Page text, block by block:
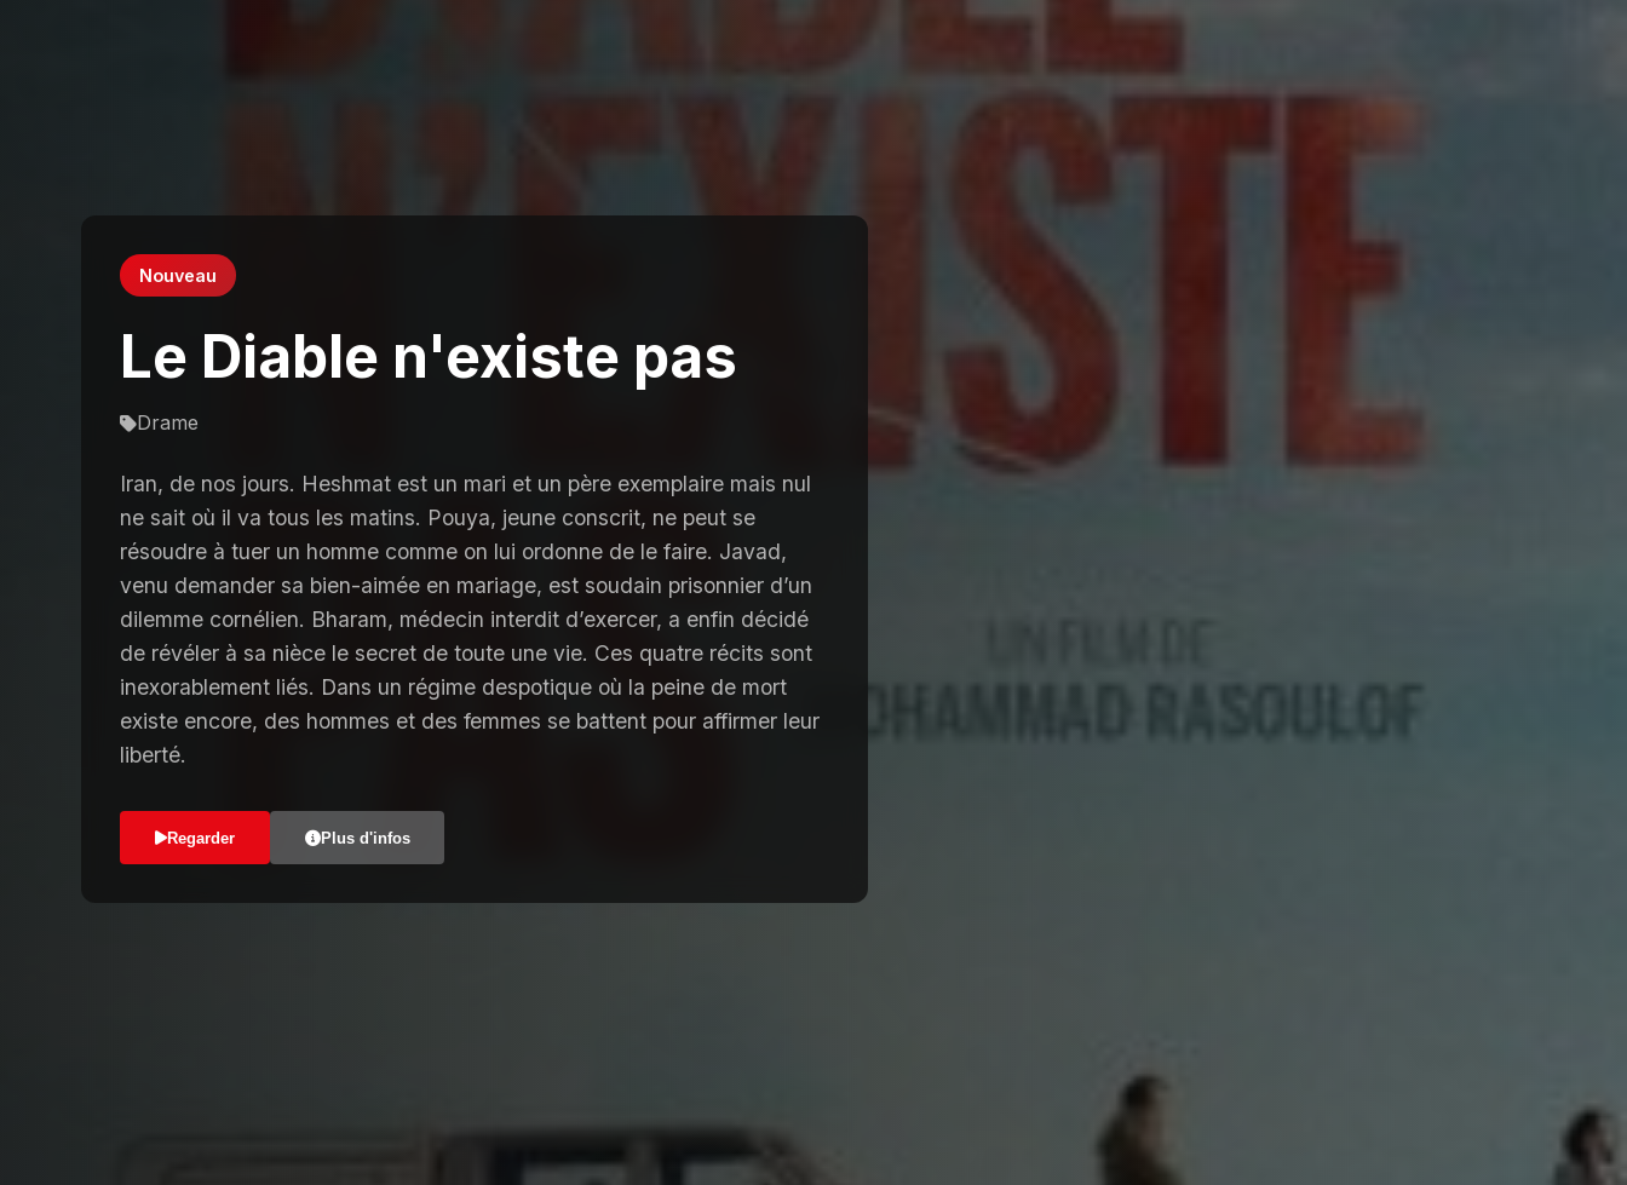
Nouveau
Le Diable n'existe pas
Drame
Iran, de nos jours. Heshmat est un mari et un père exemplaire mais nul
ne sait où il va tous les matins. Pouya, jeune conscrit, ne peut se
résoudre à tuer un homme comme on lui ordonne de le faire. Javad,
venu demander sa bien-aimée en mariage, est soudain prisonnier d’un
dilemme cornélien. Bharam, médecin interdit d’exercer, a enfin décidé
de révéler à sa nièce le secret de toute une vie. Ces quatre récits sont
inexorablement liés. Dans un régime despotique où la peine de mort
existe encore, des hommes et des femmes se battent pour affirmer leur
liberté.
Regarder Plus d'infos